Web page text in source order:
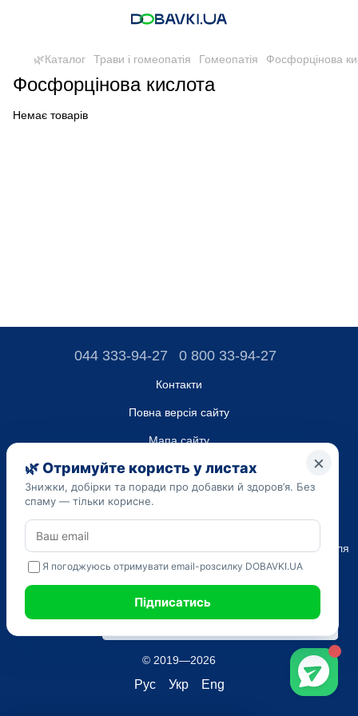
🌿Каталог Трави і гомеопатія Гомеопатія Фосфорцінова
Фосфорцінова кислота
Немає товарів
044 333-94-27 0 800 33-94-27
Контакти
Повна версія сайту
Мапа сайту
ТОВ “ДО ЮА”,
Код ЄДРПОУ 45223262
Дата реєстрації 14.09.2023
Наведена на сайті dobavki.ua інформація носить виключно
Ознайомчий характер. Не використовуйте нашу інформацію для
діагностики та лікування. Тільки ваш Лікуючий лікар може
САМОЛІКУВАННЯ МОЖЕ БУТИ ШКІДЛИВИМ ДЛЯ ВАШОГО
© 2019—2026
Рус Укр Eng